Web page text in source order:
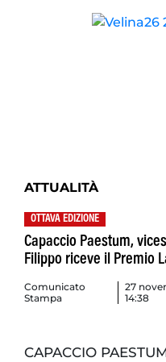
ATTUALITÀ
OTTAVA EDIZIONE
Capaccio Paestum,
Filippo riceve il Premio
Comunicato
Stampa
27
14:38
CAPACCIO